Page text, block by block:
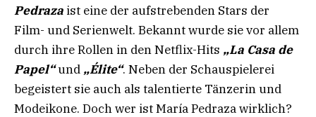
Pedraza ist eine der aufstrebenden Stars der
Film- und Serienwelt. Bekannt wurde sie vor allem
durch ihre Rollen in den Netflix-Hits „La Casa de
Papel“und „Élite“. Neben der Schauspielerei
begeistert sie auch als talentierte Tänzerin und
Modeikone. Doch wer ist María Pedraza wirklich?